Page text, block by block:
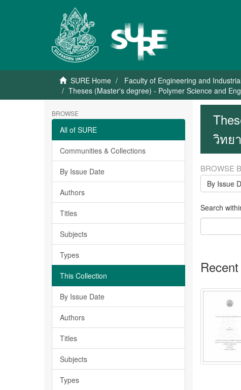
SURE Home Faculty of Engineering and
Theses (Master's degree) - Polymer Science and
BROWSE
All of SURE
Communities & Collections
By Issue Date
Authors
Titles
Subjects
Types
This Collection
By Issue Date
Authors
Titles
Subjects
Types
วิทย
BROWSE
By Issue
Search